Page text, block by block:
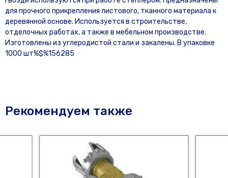
для прочного прикрепления листового, тканного материала к
деревянной основе. Используется в строительстве,
отделочных работах, а также в мебельном производстве.
Изготовлены из углеродистой стали и закалены. В упаковке
1000 шт%$%156285
Рекомендуем также